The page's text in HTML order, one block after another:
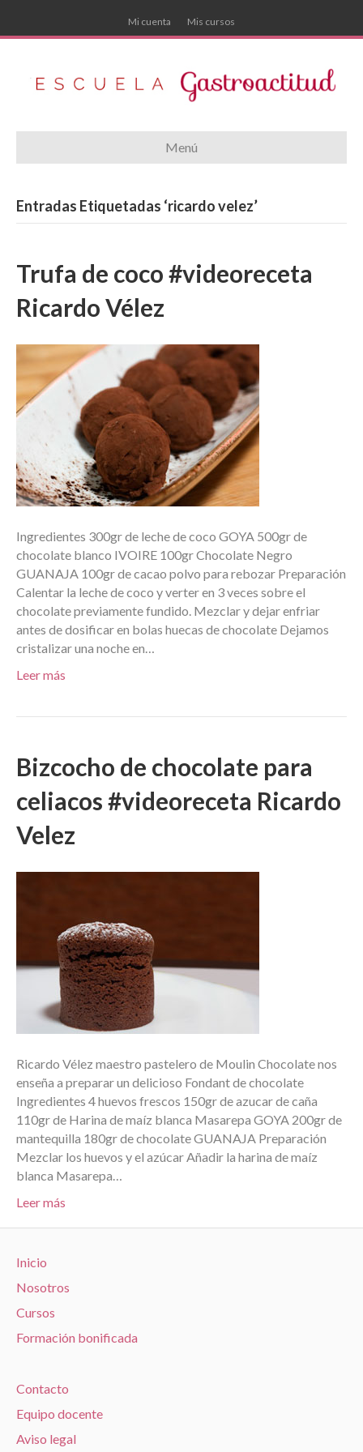
Mi cuenta Mis cursos
Menú
Entradas Etiquetadas ‘ricardo velez’
Trufa de coco #videoreceta
Ricardo Vélez
Ingredientes 300gr de leche de coco GOYA 500gr de
chocolate blanco IVOIRE 100gr Chocolate Negro
GUANAJA 100gr de cacao polvo para rebozar Preparación
Calentar la leche de coco y verter en 3 veces sobre el
chocolate previamente fundido. Mezclar y dejar enfriar
antes de dosificar en bolas huecas de chocolate Dejamos
cristalizar una noche en…
Leer más
Bizcocho de chocolate para
celiacos #videoreceta Ricardo
Velez
Ricardo Vélez maestro pastelero de Moulin Chocolate nos
enseña a preparar un delicioso Fondant de chocolate
Ingredientes 4 huevos frescos 150gr de azucar de caña
110gr de Harina de maíz blanca Masarepa GOYA 200gr de
mantequilla 180gr de chocolate GUANAJA Preparación
Mezclar los huevos y el azúcar Añadir la harina de maíz
blanca Masarepa…
Leer más
Inicio
Nosotros
Cursos
Formación bonificada
Contacto
Equipo docente
Aviso legal